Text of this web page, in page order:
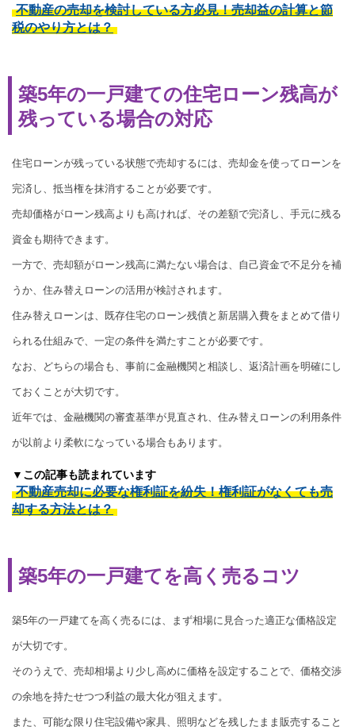
不動産の売却を検討している方必見！売却益の計算と節
税のやり方とは？
築5年の一戸建ての住宅ローン残高が
残っている場合の対応
住宅ローンが残っている状態で売却するには、売却金を使ってローンを
完済し、抵当権を抹消することが必要です。
売却価格がローン残高よりも高ければ、その差額で完済し、手元に残る
資金も期待できます。
一方で、売却額がローン残高に満たない場合は、自己資金で不足分を補
うか、住み替えローンの活用が検討されます。
住み替えローンは、既存住宅のローン残債と新居購入費をまとめて借り
られる仕組みで、一定の条件を満たすことが必要です。
なお、どちらの場合も、事前に金融機関と相談し、返済計画を明確にし
ておくことが大切です。
近年では、金融機関の審査基準が見直され、住み替えローンの利用条件
が以前より柔軟になっている場合もあります。
▼この記事も読まれています
不動産売却に必要な権利証を紛失！権利証がなくても売
却する方法とは？
築5年の一戸建てを高く売るコツ
築5年の一戸建てを高く売るには、まず相場に見合った適正な価格設定
が大切です。
そのうえで、売却相場より少し高めに価格を設定することで、価格交渉
の余地を持たせつつ利益の最大化が狙えます。
また、可能な限り住宅設備や家具、照明などを残したまま販売すること